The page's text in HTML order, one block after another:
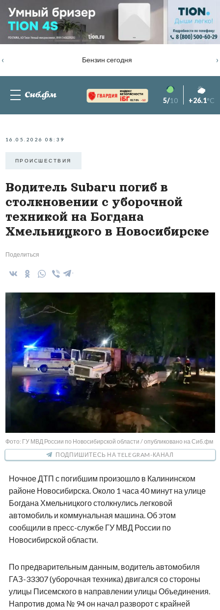
Бензин сегодня
‹ ›
82.76% -1.2 5/10 +26.1°C
16.05.2026 08:39
ПРОИCШЕСТВИЯ
Водитель Subaru погиб в
столкновении с уборочной
техникой на Богдана
Хмельницкого в Новосибирске
Поделиться
Фото: ГУ МВД России по Новосибирской области / опубликовано на Сиб.фм
ПОДПИШИТЕСЬ НА TELEGRAM-КАНАЛ
Ночное ДТП с погибшим произошло в Калининском
районе Новосибирска. Около 1 часа 40 минут на улице
Богдана Хмельницкого столкнулись легковой
автомобиль и коммунальная машина. Об этом
сообщили в пресс-службе ГУ МВД России по
Новосибирской области.
По предварительным данным, водитель автомобиля
ГАЗ-33307 (уборочная техника) двигался со стороны
улицы Писемского в направлении улицы Объединения.
Напротив дома № 94 он начал разворот с крайней